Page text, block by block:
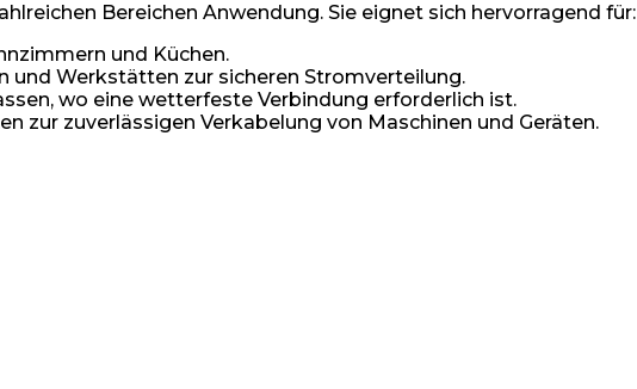
Bereichen Anwendung. Sie eignet sich hervorragend für:
und Küchen.
und Werkstätten zur sicheren Stromverteilung.
wo eine wetterfeste Verbindung erforderlich ist.
zur zuverlässigen Verkabelung von Maschinen und Geräten.